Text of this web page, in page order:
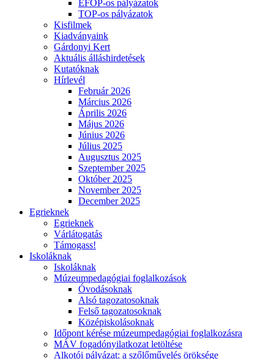
EFOP-os pályázatok
TOP-os pályázatok
Kisfilmek
Kiadványaink
Gárdonyi Kert
Aktuális álláshirdetések
Kutatóknak
Hírlevél
Február 2026
Március 2026
Április 2026
Május 2026
Június 2026
Július 2025
Augusztus 2025
Szeptember 2025
Október 2025
November 2025
December 2025
Egrieknek
Egrieknek
Várlátogatás
Támogass!
Iskoláknak
Iskoláknak
Múzeumpedagógiai foglalkozások
Óvodásoknak
Alsó tagozatosoknak
Felső tagozatosoknak
Középiskolásoknak
Időpont kérése múzeumpedagógiai foglalkozásra
MÁV fogadónyilatkozat letöltése
Alkotói pályázat: a szőlőművelés öröksége